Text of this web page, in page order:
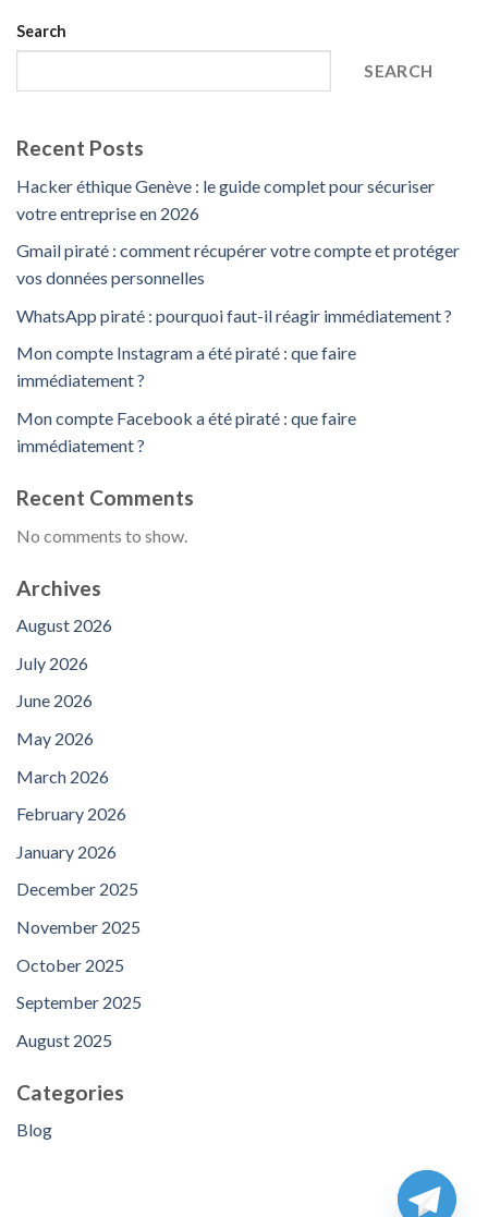
Search
SEARCH
Recent Posts
Hacker éthique Genève : le guide complet pour sécuriser
votre entreprise en 2026
Gmail piraté : comment récupérer votre compte et protéger
vos données personnelles
WhatsApp piraté : pourquoi faut-il réagir immédiatement ?
Mon compte Instagram a été piraté : que faire
immédiatement ?
Mon compte Facebook a été piraté : que faire
immédiatement ?
Recent Comments
No comments to show.
Archives
August 2026
July 2026
June 2026
May 2026
March 2026
February 2026
January 2026
December 2025
November 2025
October 2025
September 2025
August 2025
Categories
Blog